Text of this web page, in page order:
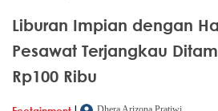
Liburan Impian dengan
Pesawat Terjangkau
Rp100 Ribu